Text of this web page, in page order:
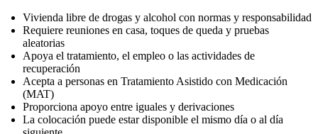
Vivienda libre de drogas y alcohol con normas y responsabilidad
Requiere reuniones en casa, toques de queda y pruebas
aleatorias
Apoya el tratamiento, el empleo o las actividades de
recuperación
Acepta a personas en Tratamiento Asistido con Medicación
(MAT)
Proporciona apoyo entre iguales y derivaciones
La colocación puede estar disponible el mismo día o al día